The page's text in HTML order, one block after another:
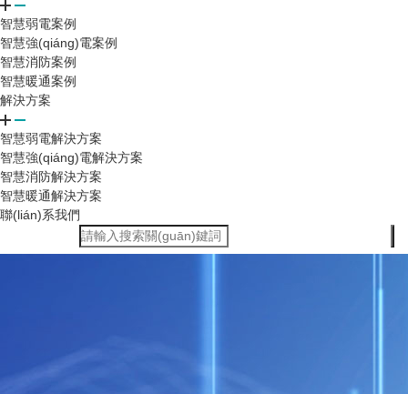
智慧弱電案例
智慧強(qiáng)電案例
智慧消防案例
智慧暖通案例
解決方案
智慧弱電解決方案
智慧強(qiáng)電解決方案
智慧消防解決方案
智慧暖通解決方案
聯(lián)系我們